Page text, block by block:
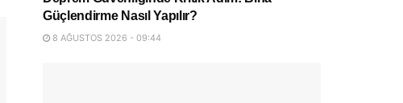
Güçlendirme Nasıl Yapılır?
8 AĞUSTOS 2026 - 09:44